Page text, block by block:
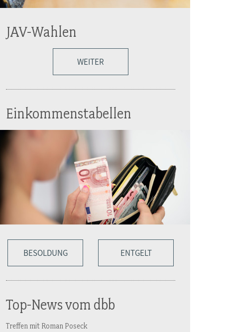
JAV-Wahlen
WEITER
Einkommenstabellen
BESOLDUNG ENTGELT
Top-News vom dbb
Treffen mit Roman Poseck